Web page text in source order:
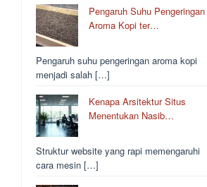
Pengaruh Suhu Pengeringan
Aroma Kopi ter…
Pengaruh suhu pengeringan aroma kopi
menjadi salah […]
Kenapa Arsitektur Situs
Menentukan Nasib…
Struktur website yang rapi memengaruhi
cara mesin […]